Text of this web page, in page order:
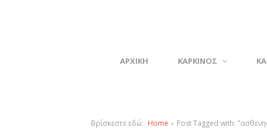
ΑΡΧΙΚΗ ΚΑΡΚΙΝΟΣ
Βρίσκεστε εδώ: Home › Post Tagged with: